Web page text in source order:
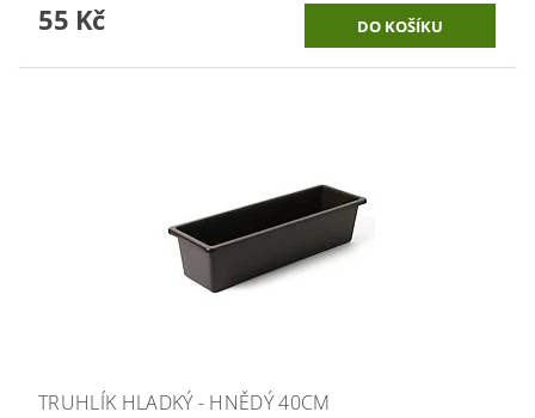
55 Kč
TRUHLÍK HLADKÝ - HNĚDÝ 40CM